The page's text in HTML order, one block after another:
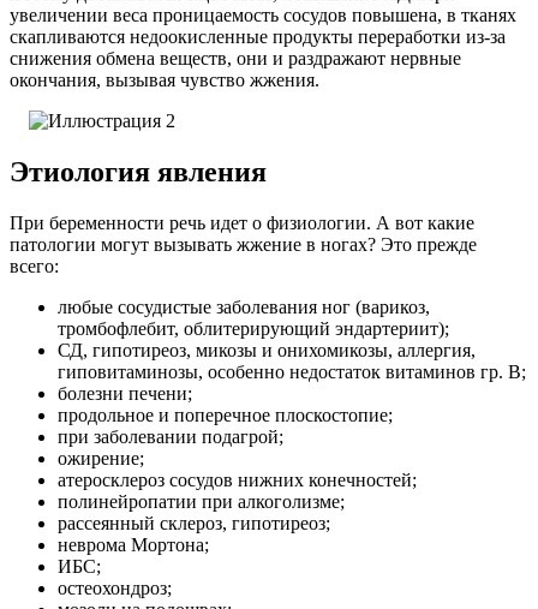
увеличении веса проницаемость сосудов повышена, в тканях
скапливаются недоокисленные продукты переработки из-за
снижения обмена веществ, они и раздражают нервные
окончания, вызывая чувство жжения.
Этиология явления
При беременности речь идет о физиологии. А вот какие
патологии могут вызывать жжение в ногах? Это прежде
всего:
любые сосудистые заболевания ног (варикоз,
тромбофлебит, облитерирующий эндартериит);
СД, гипотиреоз, микозы и онихомикозы, аллергия,
гиповитаминозы, особенно недостаток витаминов гр. В;
болезни печени;
продольное и поперечное плоскостопие;
при заболевании подагрой;
ожирение;
атеросклероз сосудов нижних конечностей;
полинейропатии при алкоголизме;
рассеянный склероз, гипотиреоз;
неврома Мортона;
ИБС;
остеохондроз;